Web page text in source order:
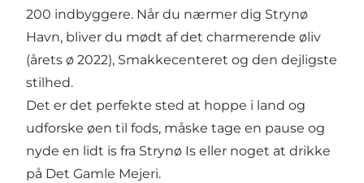
200 indbyggere. Når du nærmer dig Strynø
Havn, bliver du mødt af det charmerende øliv
(årets ø 2022), Smakkecenteret og den dejligste
stilhed.
Det er det perfekte sted at hoppe i land og
udforske øen til fods, måske tage en pause og
nyde en lidt is fra Strynø Is eller noget at drikke
på Det Gamle Mejeri.